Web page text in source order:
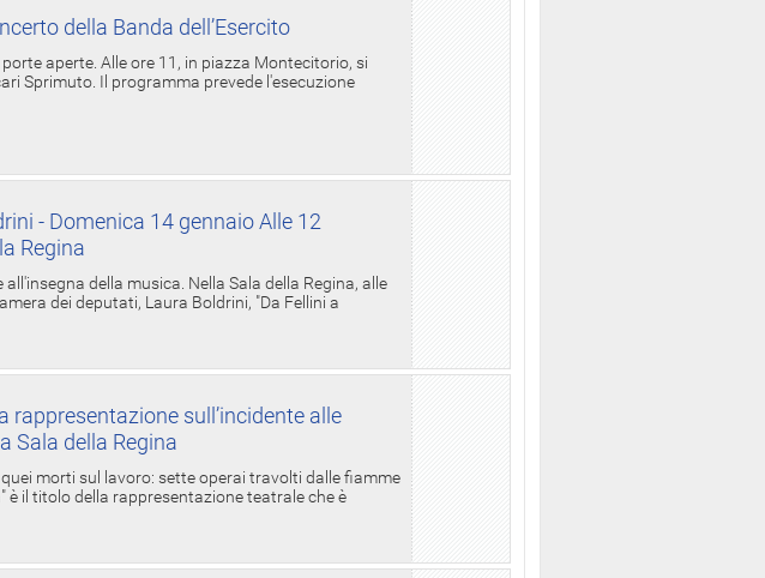
della Banda dell’Esercito
aperte. Alle ore 11, in piazza Montecitorio, si
Sprimuto. Il programma prevede l'esecuzione
- Domenica 14 gennaio Alle 12
Regina
della musica. Nella Sala della Regina, alle
dei deputati, Laura Boldrini, "Da Fellini a
sull’incidente alle
Sala della Regina
morti sul lavoro: sette operai travolti dalle fiamme
è il titolo della rappresentazione teatrale che è